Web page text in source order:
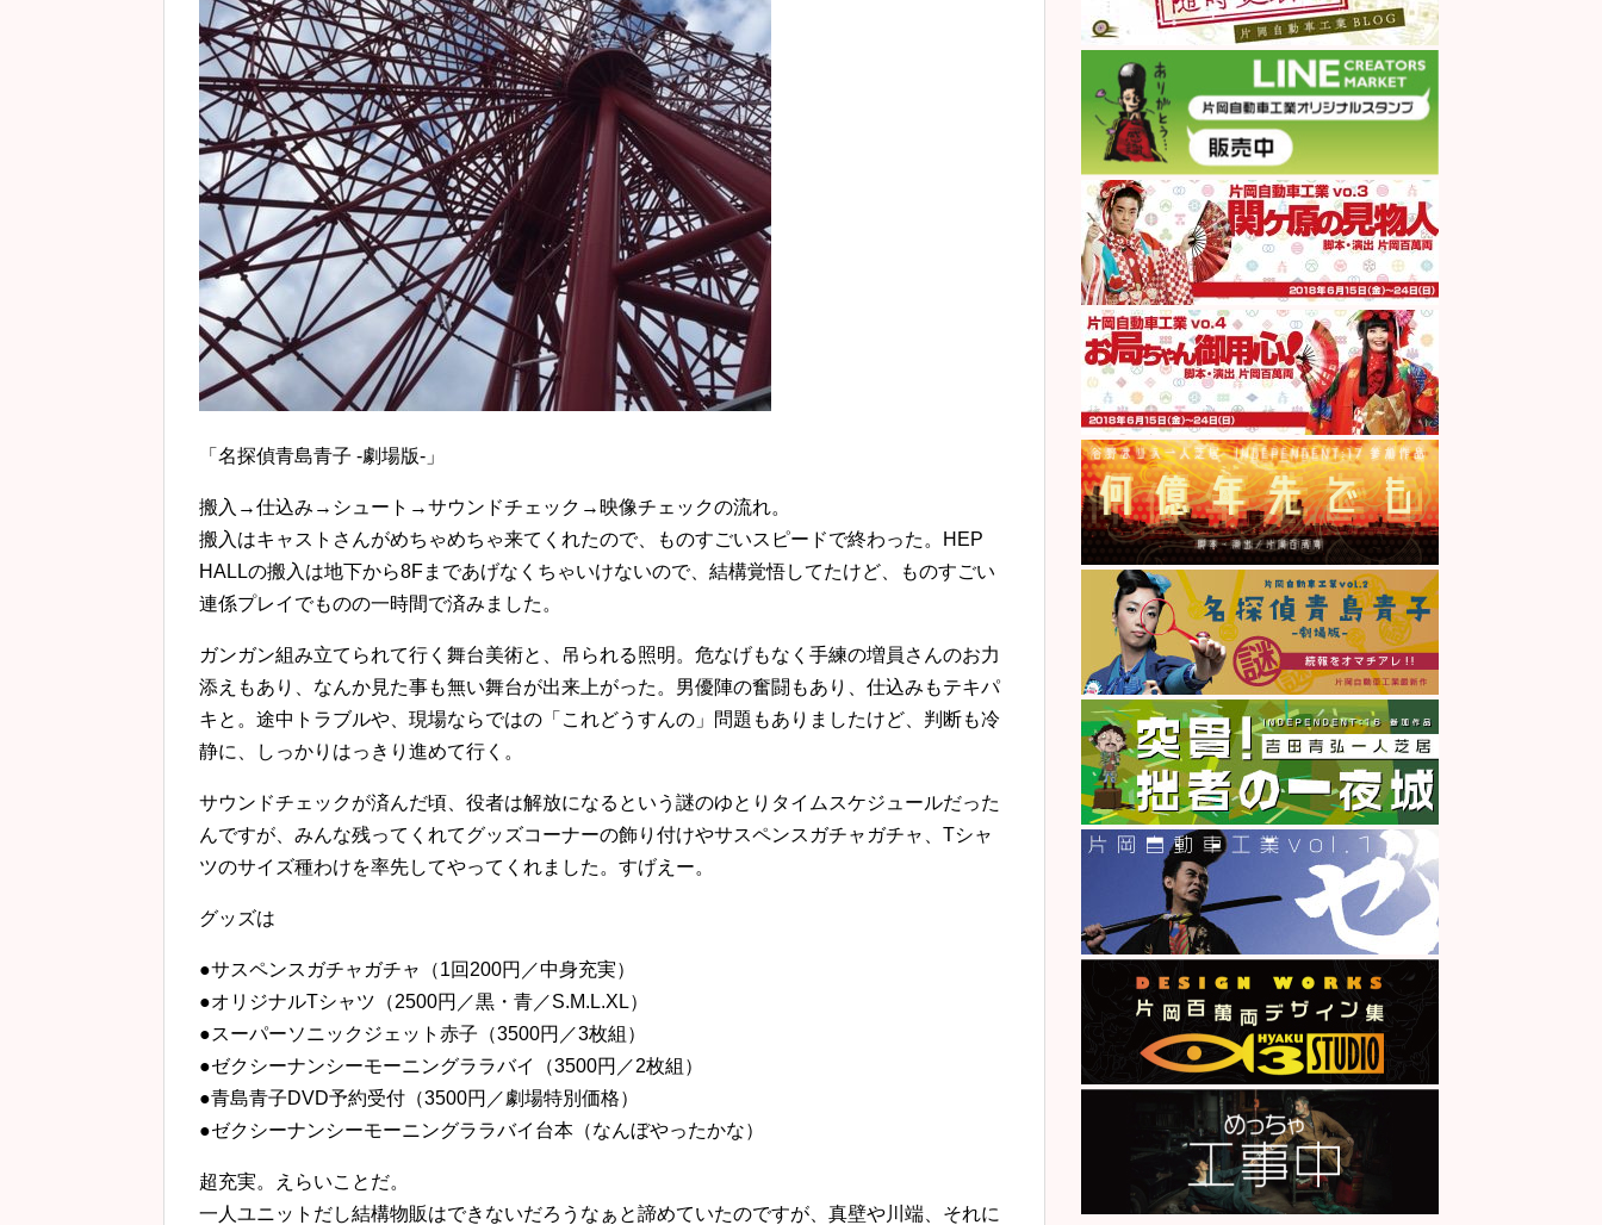
「名探偵青島青子 -劇場版-」
搬入→仕込み→シュート→サウンドチェック→映像チェックの流れ。
搬入はキャストさんがめちゃめちゃ来てくれたので、ものすごいスピードで終わった。HEP
HALLの搬入は地下から8Fまであげなくちゃいけないので、結構覚悟してたけど、ものすごい
連係プレイでものの一時間で済みました。
ガンガン組み立てられて行く舞台美術と、吊られる照明。危なげもなく手練の増員さんのお力
添えもあり、なんか見た事も無い舞台が出来上がった。男優陣の奮闘もあり、仕込みもテキパ
キと。途中トラブルや、現場ならではの「これどうすんの」問題もありましたけど、判断も冷
静に、しっかりはっきり進めて行く。
サウンドチェックが済んだ頃、役者は解放になるという謎のゆとりタイムスケジュールだった
んですが、みんな残ってくれてグッズコーナーの飾り付けやサスペンスガチャガチャ、Tシャ
ツのサイズ種わけを率先してやってくれました。すげえー。
グッズは
●サスペンスガチャガチャ（1回200円／中身充実）
●オリジナルTシャツ（2500円／黒・青／S.M.L.XL）
●スーパーソニックジェット赤子（3500円／3枚組）
●ゼクシーナンシーモーニングララバイ（3500円／2枚組）
●青島青子DVD予約受付（3500円／劇場特別価格）
●ゼクシーナンシーモーニングララバイ台本（なんぼやったかな）
超充実。えらいことだ。
一人ユニットだし結構物販はできないだろうなぁと諦めていたのですが、真壁や川端、それに